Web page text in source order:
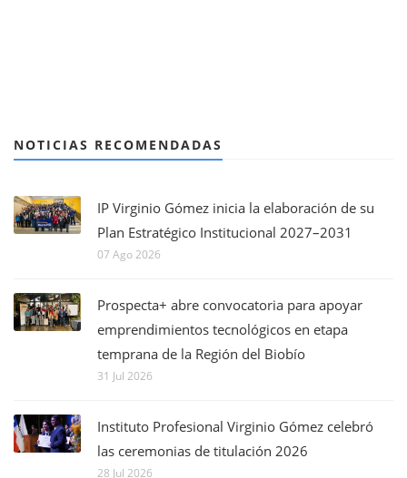
NOTICIAS RECOMENDADAS
IP Virginio Gómez inicia la elaboración de su
Plan Estratégico Institucional 2027–2031
07 Ago 2026
Prospecta+ abre convocatoria para apoyar
emprendimientos tecnológicos en etapa
temprana de la Región del Biobío
31 Jul 2026
Instituto Profesional Virginio Gómez celebró
las ceremonias de titulación 2026
28 Jul 2026